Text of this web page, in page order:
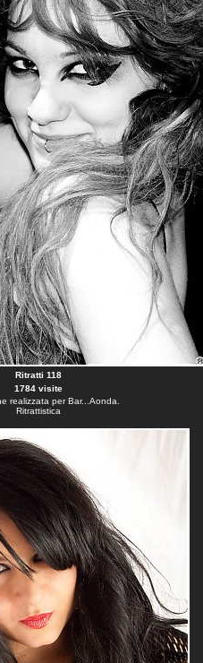
Ritratti 118
1784 visite
realizzata per Bar...Aonda.
Ritrattistica